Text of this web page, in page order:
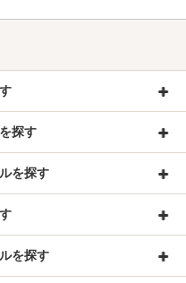
探す
を探す
を探す